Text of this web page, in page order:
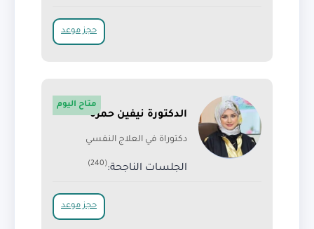
حجز موعد
الدكتورة نيفين حمزة
دكتوراة في العلاج النفسي
الجلسات الناجحة:(240)
متاح اليوم
حجز موعد